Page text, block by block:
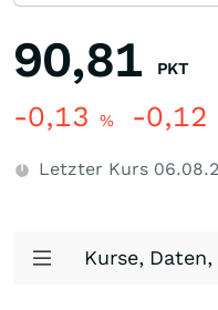
90,81 PKT
-0,13 % -0,12
Letzter Kurs
Kurse,